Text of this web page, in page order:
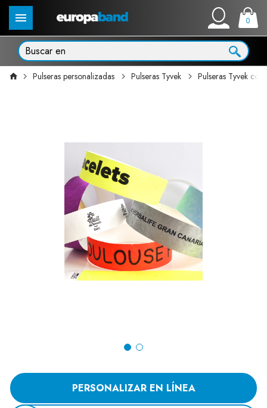
0
Pulseras personalizadas Pulseras Tyvek Pulseras Tyvek
PERSONALIZAR EN LÍNEA